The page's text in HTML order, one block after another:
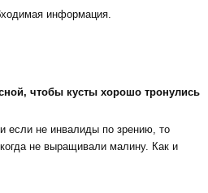
информация.
чтобы кусты хорошо тронулись
если не инвалиды по зрению, то
не выращивали малину. Как и